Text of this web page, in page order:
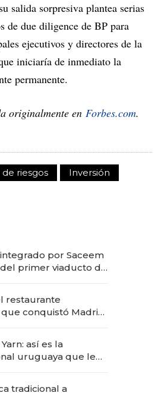
salida sorpresiva plantea serias
de due diligence de BP para
ejecutivos y directores de la
iniciaría de inmediato la
permanente.
originalmente en Forbes.com.
riesgos Inversión
por Saceem
primer viaducto de
restaurante
conquistó Madrid:
y prepara apertura
así es la
uruguaya que le
tradicional a